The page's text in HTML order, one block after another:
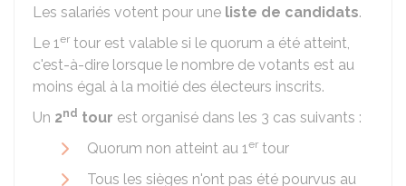
Les salariés votent pour une liste de candidats.
Le 1er tour est valable si le quorum a été atteint,
c'est-à-dire lorsque le nombre de votants est au
moins égal à la moitié des électeurs inscrits.
Un 2nd tour est organisé dans les 3 cas suivants :
Quorum non atteint au 1er tour
Tous les sièges n'ont pas été pourvus au